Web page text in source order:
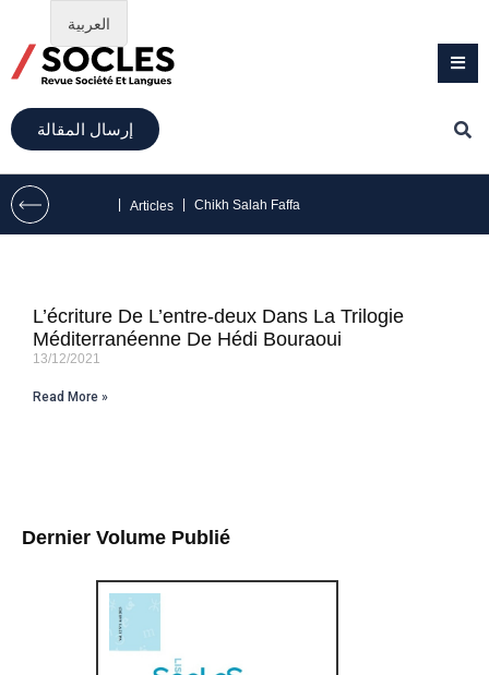
إرسال المقالة
Articles Chikh Salah Faffa
Dernier Volume Publié
L’écriture De L’entre-deux Dans La Trilogie
Méditerranéenne De Hédi Bouraoui
13/12/2021
Read More »
العربية